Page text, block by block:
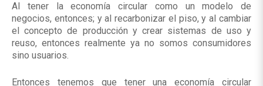
Al tener la economía circular como un modelo de
negocios, entonces; y al recarbonizar el piso, y al cambiar
el concepto de producción y crear sistemas de uso y
reuso, entonces realmente ya no somos consumidores
sino usuarios.
Entonces tenemos que tener una economía circular